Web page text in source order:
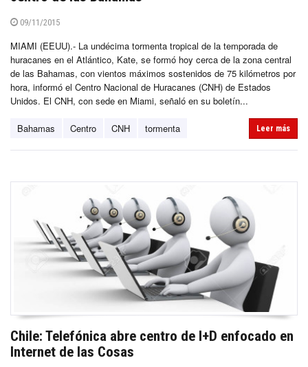
09/11/2015
MIAMI (EEUU).- La undécima tormenta tropical de la temporada de
huracanes en el Atlántico, Kate, se formó hoy cerca de la zona central
de las Bahamas, con vientos máximos sostenidos de 75 kilómetros por
hora, informó el Centro Nacional de Huracanes (CNH) de Estados
Unidos. El CNH, con sede en Miami, señaló en su boletín...
Bahamas Centro CNH tormenta Leer más
Chile: Telefónica abre centro de I+D enfocado en
Internet de las Cosas